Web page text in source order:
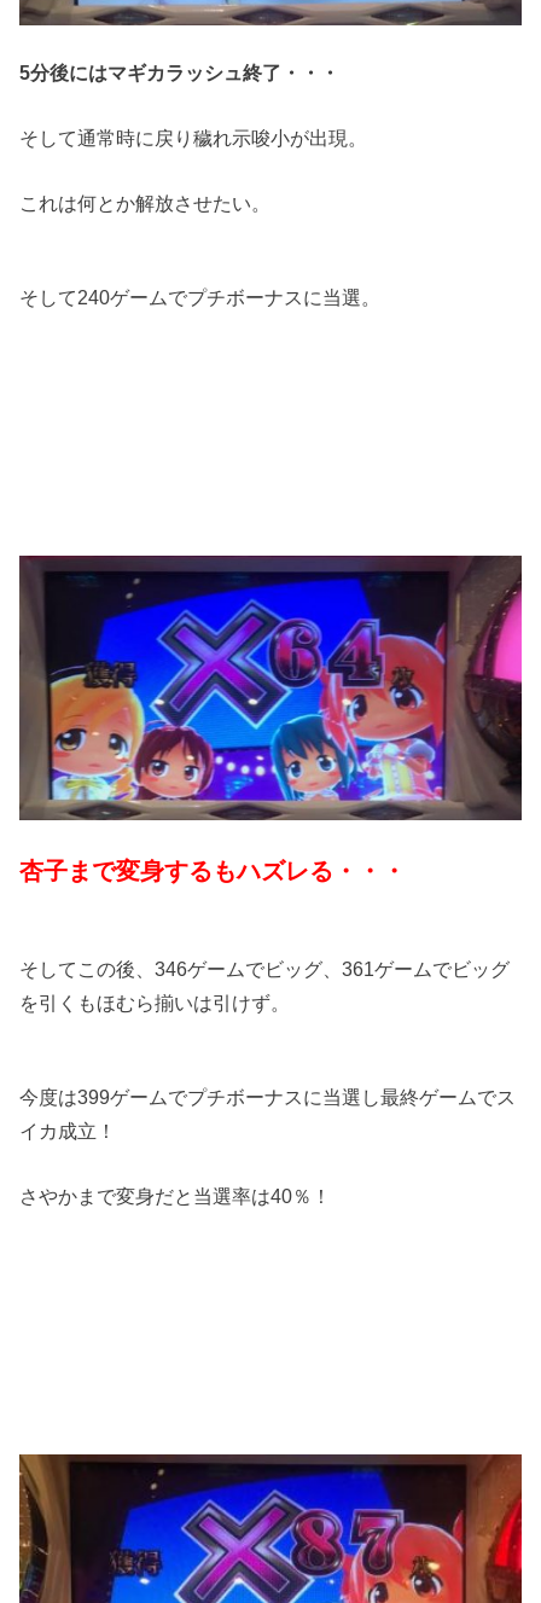
5分後にはマギカラッシュ終了・・・
そして通常時に戻り穢れ示唆小が出現。
これは何とか解放させたい。
そして240ゲームでプチボーナスに当選。
杏子まで変身するもハズレる・・・
そしてこの後、346ゲームでビッグ、361ゲームでビッグ
を引くもほむら揃いは引けず。
今度は399ゲームでプチボーナスに当選し最終ゲームでス
イカ成立！
さやかまで変身だと当選率は40％！